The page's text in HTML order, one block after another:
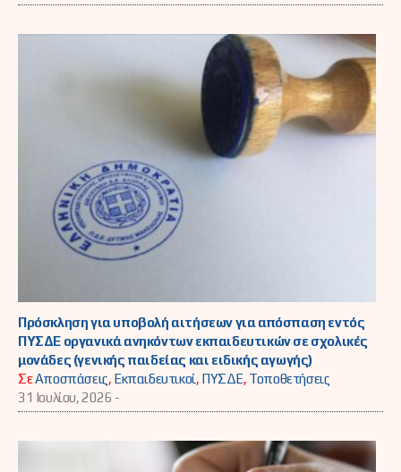
Πρόσκληση για υποβολή αιτήσεων για απόσπαση εντός
ΠΥΣΔΕ οργανικά ανηκόντων εκπαιδευτικών σε σχολικές
μονάδες (γενικής παιδείας και ειδικής αγωγής)
ΣεΑποσπάσεις, Εκπαιδευτικοί, ΠΥΣΔΕ, Τοποθετήσεις
31 Ιουλίου, 2026 -